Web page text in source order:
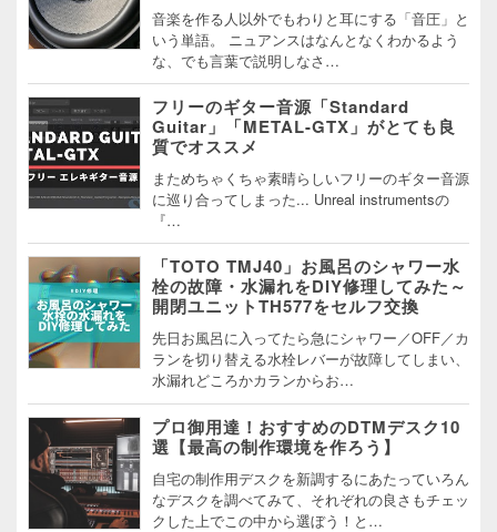
音楽を作る人以外でもわりと耳にする「音圧」と
いう単語。 ニュアンスはなんとなくわかるよう
な、でも言葉で説明しなさ…
フリーのギター音源「Standard
Guitar」「METAL-GTX」がとても良
質でオススメ
まためちゃくちゃ素晴らしいフリーのギター音源
に巡り合ってしまった... Unreal instrumentsの
『…
「TOTO TMJ40」お風呂のシャワー水
栓の故障・水漏れをDIY修理してみた～
開閉ユニットTH577をセルフ交換
先日お風呂に入ってたら急にシャワー／OFF／カ
ランを切り替える水栓レバーが故障してしまい、
水漏れどころかカランからお…
プロ御用達！おすすめのDTMデスク10
選【最高の制作環境を作ろう】
自宅の制作用デスクを新調するにあたっていろん
なデスクを調べてみて、それぞれの良さもチェッ
クした上でこの中から選ぼう！と…